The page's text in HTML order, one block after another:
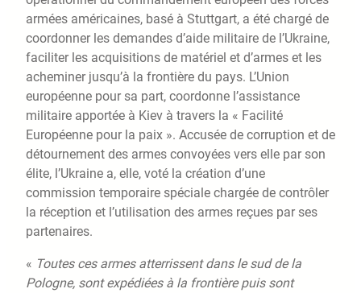
armées américaines, basé à Stuttgart, a été chargé de
coordonner les demandes d’aide militaire de l’Ukraine,
faciliter les acquisitions de matériel et d’armes et les
acheminer jusqu’à la frontière du pays. L’Union
européenne pour sa part, coordonne l’assistance
militaire apportée à Kiev à travers la « Facilité
Européenne pour la paix ». Accusée de corruption et de
détournement des armes convoyées vers elle par son
élite, l’Ukraine a, elle, voté la création d’une
commission temporaire spéciale chargée de contrôler
la réception et l’utilisation des armes reçues par ses
partenaires.
« Toutes ces armes atterrissent dans le sud de la
Pologne, sont expédiées à la frontière puis sont